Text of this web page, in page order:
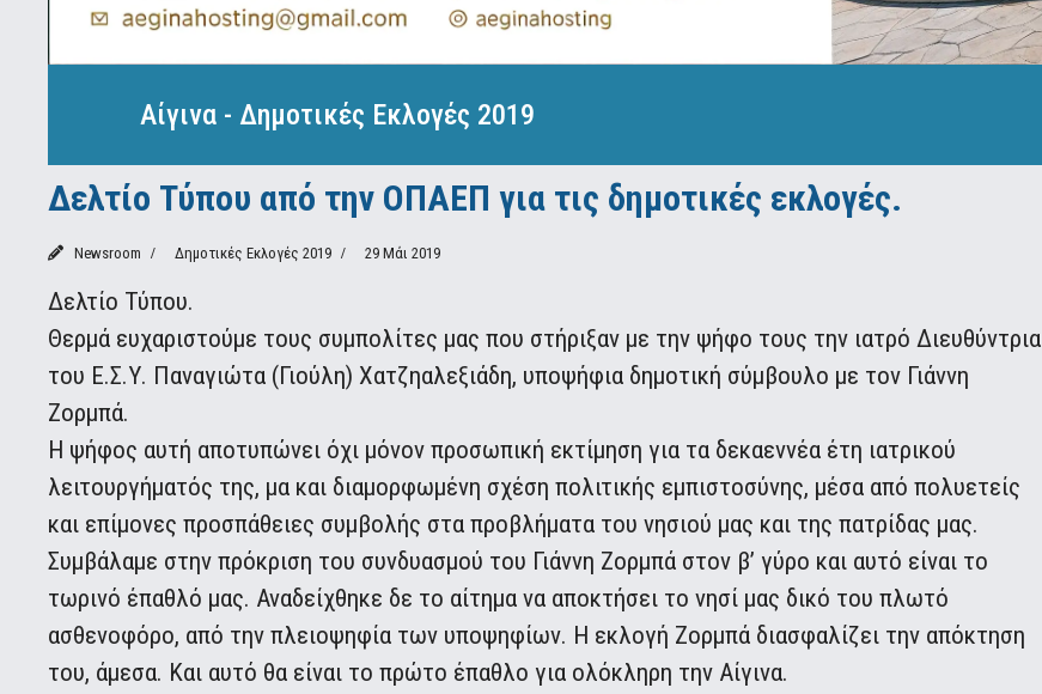
Αίγινα - Δημοτικές Εκλογές 2019
Δελτίο Τύπου από την ΟΠΑΕΠ για τις δημοτικές εκλογές.
Newsroom Δημοτικές Εκλογές 2019 29 Μάι 2019
Δελτίο Τύπου.
Θερμά ευχαριστούμε τους συμπολίτες μας που στήριξαν με την ψήφο τους την ιατρό Διευθύντρια
του Ε.Σ.Υ. Παναγιώτα (Γιούλη) Χατζηαλεξιάδη, υποψήφια δημοτική σύμβουλο με τον Γιάννη
Ζορμπά.
Η ψήφος αυτή αποτυπώνει όχι μόνον προσωπική εκτίμηση για τα δεκαεννέα έτη ιατρικού
λειτουργήματός της, μα και διαμορφωμένη σχέση πολιτικής εμπιστοσύνης, μέσα από πολυετείς
και επίμονες προσπάθειες συμβολής στα προβλήματα του νησιού μας και της πατρίδας μας.
Συμβάλαμε στην πρόκριση του συνδυασμού του Γιάννη Ζορμπά στον β’ γύρο και αυτό είναι το
τωρινό έπαθλό μας. Αναδείχθηκε δε το αίτημα να αποκτήσει το νησί μας δικό του πλωτό
ασθενοφόρο, από την πλειοψηφία των υποψηφίων. Η εκλογή Ζορμπά διασφαλίζει την απόκτηση
του, άμεσα. Και αυτό θα είναι το πρώτο έπαθλο για ολόκληρη την Αίγινα.